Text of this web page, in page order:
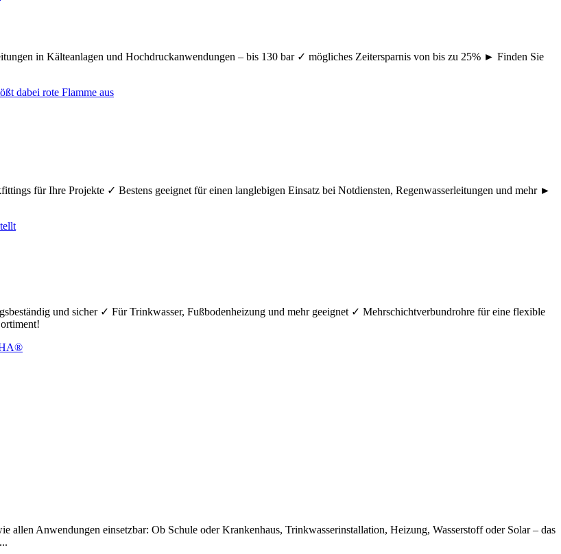
in Kälteanlagen und Hochdruckanwendungen – bis 130 bar ✓ mögliches Zeitersparnis von bis zu 25% ► Finden Sie
für Ihre Projekte ✓ Bestens geeignet für einen langlebigen Einsatz bei Notdiensten, Regenwasserleitungen und mehr ►
und sicher ✓ Für Trinkwasser, Fußbodenheizung und mehr geeignet ✓ Mehrschichtverbundrohre für eine flexible
allen Anwendungen einsetzbar: Ob Schule oder Krankenhaus, Trinkwasserinstallation, Heizung, Wasserstoff oder Solar – das